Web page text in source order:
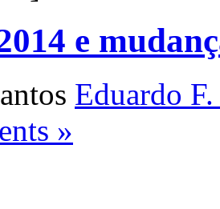
e
Eduardo
»